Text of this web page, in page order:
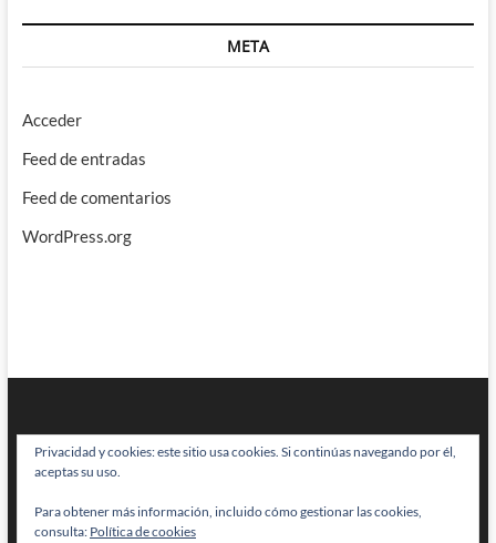
META
Acceder
Feed de entradas
Feed de comentarios
WordPress.org
BRAINSTOMPING| Diseñado por:Theme Freesia|WordPress| © Todos
los derechos reservados
Privacidad y cookies: este sitio usa cookies. Si continúas navegando por él,
aceptas su uso.
Para obtener más información, incluido cómo gestionar las cookies,
consulta: Política de cookies